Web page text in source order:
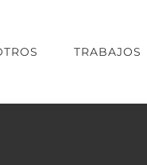
TRABAJOS